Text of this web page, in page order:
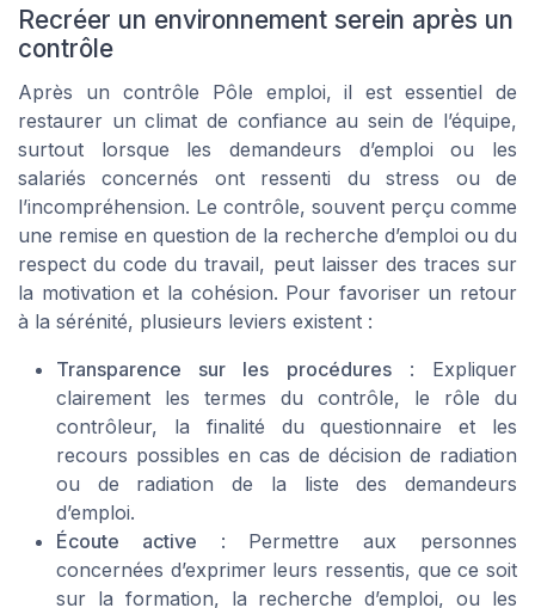
Recréer un environnement serein après un
contrôle
Après un contrôle Pôle emploi, il est essentiel de
restaurer un climat de confiance au sein de l’équipe,
surtout lorsque les demandeurs d’emploi ou les
salariés concernés ont ressenti du stress ou de
l’incompréhension. Le contrôle, souvent perçu comme
une remise en question de la recherche d’emploi ou du
respect du code du travail, peut laisser des traces sur
la motivation et la cohésion. Pour favoriser un retour
à la sérénité, plusieurs leviers existent :
Transparence sur les procédures: Expliquer
clairement les termes du contrôle, le rôle du
contrôleur, la finalité du questionnaire et les
recours possibles en cas de décision de radiation
ou de radiation de la liste des demandeurs
d’emploi.
Écoute active : Permettre aux personnes
concernées d’exprimer leurs ressentis, que ce soit
sur la formation, la recherche d’emploi, ou les